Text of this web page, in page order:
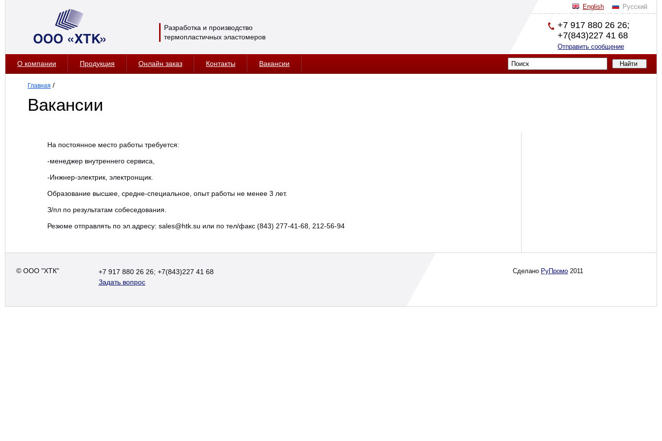
English Русский
+7 917 880 26 26;
+7(843)227 41 68
Отправить сообщение
Разработка и производство
термопластичных эластомеров
О компании Продукция Онлайн заказ Контакты Вакансии
Главная /
Вакансии
На постоянное место работы требуется:
-менеджер внутреннего сервиса,
-Инжнер-электрик, электронщик.
Образование высшее, средне-специальное, опыт работы не менее 3 лет.
З/пл по результатам собеседования.
Резюме отправлять по эл.адресу: sales@htk.su или по тел/факс (843) 277-41-68, 212-56-94
© ООО "ХТК"
+7 917 880 26 26; +7(843)227 41 68
Задать вопрос
Сделано РуПромо 2011